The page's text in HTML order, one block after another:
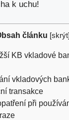
k uchu!
článku [skrýt]
KB vkladové
vkladových
transakce
při